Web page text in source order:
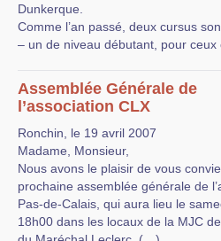
Dunkerque.
Comme l’an passé, deux cursus
– un de niveau débutant, pour ceux
Assemblée Générale de
l’association CLX
Ronchin, le 19 avril 2007
Madame, Monsieur,
Nous avons le plaisir de vous
prochaine assemblée générale de
Pas-de-Calais, qui aura lieu le
18h00 dans les locaux de la MJC